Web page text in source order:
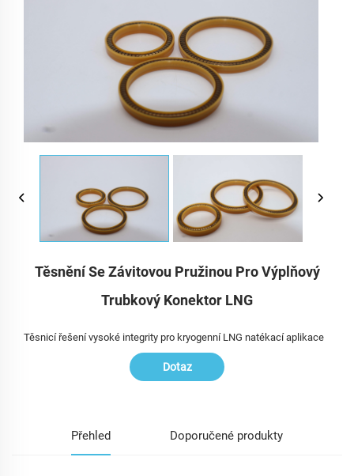
Těsnění Se Závitovou Pružinou Pro Výplňový
Trubkový Konektor LNG
Těsnicí řešení vysoké integrity pro kryogenní LNG natékací aplikace
Dotaz
Přehled Doporučené produkty